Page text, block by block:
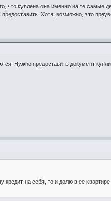
что куплена она именно на те
Хотя, возможно, это
Нужно предоставить документ
кредит на себя, то и долю в ее